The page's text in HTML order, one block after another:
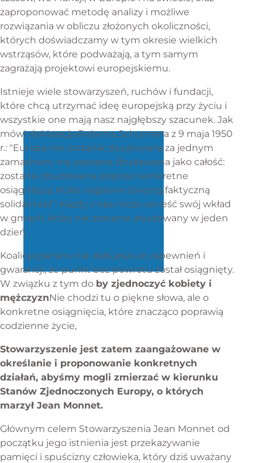
zaproponować metodę analizy i możliwe
rozwiązania w obliczu złożonych okoliczności,
których doświadczamy w tym okresie wielkich
wstrząsów, które podważają, a tym samym
zagrażają projektowi europejskiemu.
Istnieje wiele stowarzyszeń, ruchów i fundacji,
które chcą utrzymać ideę europejską przy życiu i
wszystkie one mają nasz najgłębszy szacunek. Jak
mówi deklaracja Roberta Schumana z 9 maja 1950
r.: "Europa nie zostanie zbudowana za jednym
zamachem, nie zostanie zbudowana jako całość:
zostanie zbudowana poprzez konkretne
osiągnięcia, które najpierw stworzą faktyczną
solidarność". Każdy z nas może wnieść swój wkład
w gmach, który nie zostanie zbudowany w jeden
dzień.
Koalicja państw nie dała jeszcze zapewnień i
gwarancji, że punkt bez powrotu został osiągnięty.
W związku z tym do by zjednoczyć kobiety i
mężczyznNie chodzi tu o piękne słowa, ale o
konkretne osiągnięcia, które znacząco poprawią
codzienne życie,
Stowarzyszenie jest zatem zaangażowane w
określanie i proponowanie konkretnych
działań, abyśmy mogli zmierzać w kierunku
Stanów Zjednoczonych Europy, o których
marzył Jean Monnet.
Głównym celem Stowarzyszenia Jean Monnet od
początku jego istnienia jest przekazywanie
pamięci i spuścizny człowieka, który dziś uważany